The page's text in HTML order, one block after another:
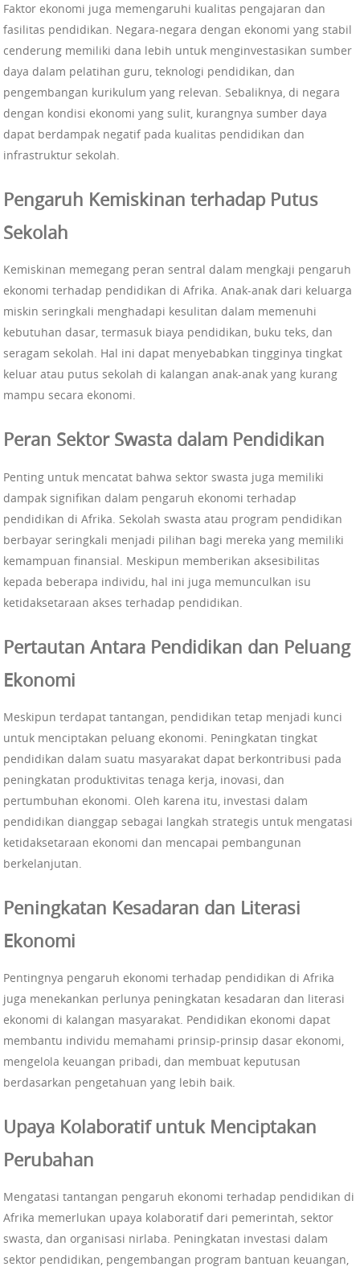
Faktor ekonomi juga memengaruhi kualitas pengajaran dan
fasilitas pendidikan. Negara-negara dengan ekonomi yang stabil
cenderung memiliki dana lebih untuk menginvestasikan sumber
daya dalam pelatihan guru, teknologi pendidikan, dan
pengembangan kurikulum yang relevan. Sebaliknya, di negara
dengan kondisi ekonomi yang sulit, kurangnya sumber daya
dapat berdampak negatif pada kualitas pendidikan dan
infrastruktur sekolah.
Pengaruh Kemiskinan terhadap Putus
Sekolah
Kemiskinan memegang peran sentral dalam mengkaji pengaruh
ekonomi terhadap pendidikan di Afrika. Anak-anak dari keluarga
miskin seringkali menghadapi kesulitan dalam memenuhi
kebutuhan dasar, termasuk biaya pendidikan, buku teks, dan
seragam sekolah. Hal ini dapat menyebabkan tingginya tingkat
keluar atau putus sekolah di kalangan anak-anak yang kurang
mampu secara ekonomi.
Peran Sektor Swasta dalam Pendidikan
Penting untuk mencatat bahwa sektor swasta juga memiliki
dampak signifikan dalam pengaruh ekonomi terhadap
pendidikan di Afrika. Sekolah swasta atau program pendidikan
berbayar seringkali menjadi pilihan bagi mereka yang memiliki
kemampuan finansial. Meskipun memberikan aksesibilitas
kepada beberapa individu, hal ini juga memunculkan isu
ketidaksetaraan akses terhadap pendidikan.
Pertautan Antara Pendidikan dan Peluang
Ekonomi
Meskipun terdapat tantangan, pendidikan tetap menjadi kunci
untuk menciptakan peluang ekonomi. Peningkatan tingkat
pendidikan dalam suatu masyarakat dapat berkontribusi pada
peningkatan produktivitas tenaga kerja, inovasi, dan
pertumbuhan ekonomi. Oleh karena itu, investasi dalam
pendidikan dianggap sebagai langkah strategis untuk mengatasi
ketidaksetaraan ekonomi dan mencapai pembangunan
berkelanjutan.
Peningkatan Kesadaran dan Literasi
Ekonomi
Pentingnya pengaruh ekonomi terhadap pendidikan di Afrika
juga menekankan perlunya peningkatan kesadaran dan literasi
ekonomi di kalangan masyarakat. Pendidikan ekonomi dapat
membantu individu memahami prinsip-prinsip dasar ekonomi,
mengelola keuangan pribadi, dan membuat keputusan
berdasarkan pengetahuan yang lebih baik.
Upaya Kolaboratif untuk Menciptakan
Perubahan
Mengatasi tantangan pengaruh ekonomi terhadap pendidikan di
Afrika memerlukan upaya kolaboratif dari pemerintah, sektor
swasta, dan organisasi nirlaba. Peningkatan investasi dalam
sektor pendidikan, pengembangan program bantuan keuangan,